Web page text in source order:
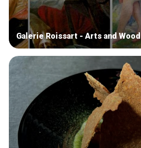
Galerie Roissart - Arts and Wood